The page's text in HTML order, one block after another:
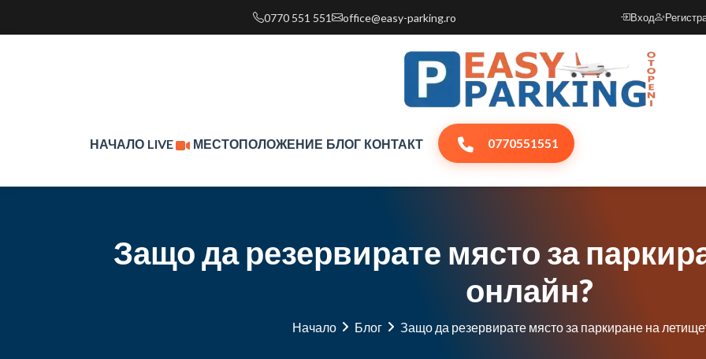
0770 551 551 office@easy-parking.ro Вход
НАЧАЛО LIVE МЕСТОПОЛОЖЕНИЕ БЛОГ КОНТАКТ 0770551551
Защо да резервирате място за
онлайн?
Начало Блог Защо да резервирате място за паркиране на